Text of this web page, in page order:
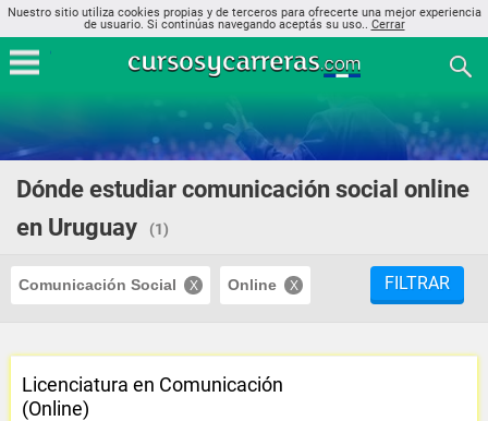
Nuestro sitio utiliza cookies propias y de terceros para ofrecerte una mejor experiencia
de usuario. Si continúas navegando aceptás su uso.. Cerrar
Dónde estudiar comunicación social online
en Uruguay
(1)
Comunicación Social Online FILTRAR
Licenciatura en Comunicación
(Online)